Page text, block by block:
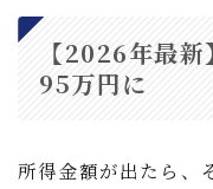
【2026年最
95万円に
所得金額が出たら、